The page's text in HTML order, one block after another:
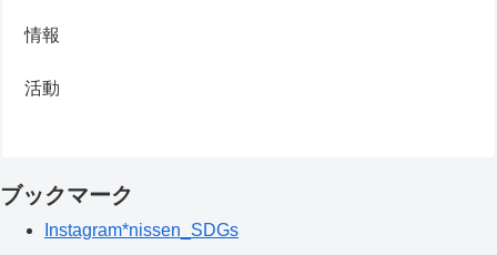
情報
活動
ブックマーク
Instagram*nissen_SDGs